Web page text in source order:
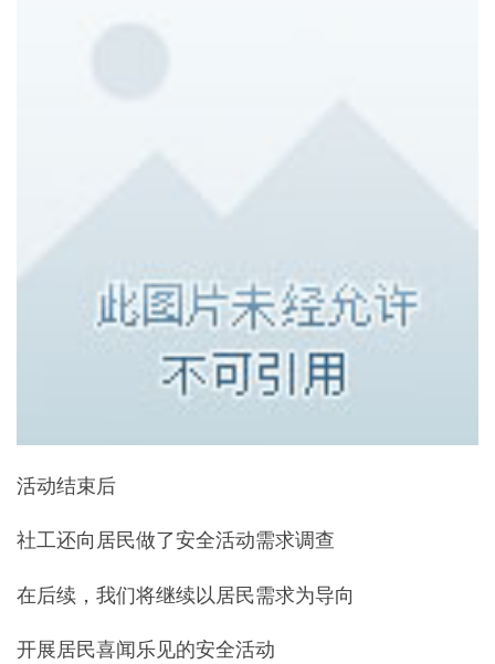
活动结束后
社工还向居民做了安全活动需求调查
在后续，我们将继续以居民需求为导向
开展居民喜闻乐见的安全活动